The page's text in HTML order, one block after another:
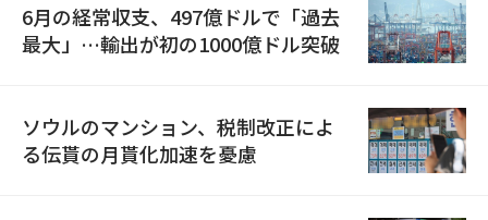
6月の経常収支、497億ドルで「過去
最大」…輸出が初の1000億ドル突破
ソウルのマンション、税制改正によ
る伝貰の月貰化加速を憂慮